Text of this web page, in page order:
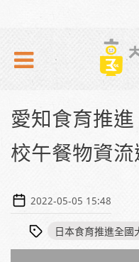
愛知食育推
校午餐物資
2022-05-05 15:48
日本食育推進全國